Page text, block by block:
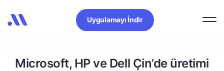
Uygulamayı İndir
Microsoft, HP ve Dell Çin’de üretimi